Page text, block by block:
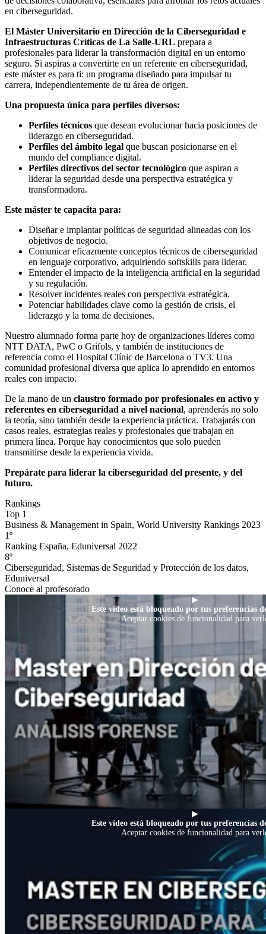
en ciberseguridad.
El Máster Universitario en Dirección de la Ciberseguridad e
Infraestructuras Críticas de La Salle-URL prepara a
profesionales para liderar la transformación digital en un entorno
seguro. Si aspiras a convertirte en un referente en ciberseguridad,
este máster es para ti: un programa diseñado para impulsar tu
carrera, independientemente de tu área de origen.
Una propuesta única para perfiles diversos:
Perfiles técnicos que desean evolucionar hacia posiciones de
liderazgo en ciberseguridad.
Perfiles del ámbito legal que buscan posicionarse en el
mundo del compliance digital.
Perfiles directivos del sector tecnológico que aspiran a
liderar la seguridad desde una perspectiva estratégica y
transformadora.
Este máster te capacita para:
Diseñar e implantar políticas de seguridad alineadas con los
objetivos de negocio.
Comunicar eficazmente conceptos técnicos de ciberseguridad
en lenguaje corporativo, adquiriendo softskills para liderar.
Entender el impacto de la inteligencia artificial en la seguridad
y su regulación.
Resolver incidentes reales con perspectiva estratégica.
Potenciar habilidades clave como la gestión de crisis, el
liderazgo y la toma de decisiones.
Nuestro alumnado forma parte hoy de organizaciones líderes como
NTT DATA, PwC o Grifols, y también de instituciones de
referencia como el Hospital Clínic de Barcelona o TV3. Una
comunidad profesional diversa que aplica lo aprendido en entornos
reales con impacto.
De la mano de un claustro formado por profesionales en activo y
referentes en ciberseguridad a nivel nacional, aprenderás no solo
la teoría, sino también desde la experiencia práctica. Trabajarás con
casos reales, estrategias reales y profesionales que trabajan en
primera línea. Porque hay conocimientos que solo pueden
transmitirse desde la experiencia vivida.
Prepárate para liderar la ciberseguridad del presente, y del
futuro.
Rankings
Top 1
Business & Management in Spain, World University Rankings 2023
1º
Ranking España, Eduniversal 2022
8º
Ciberseguridad, Sistemas de Seguridad y Protección de los datos,
Eduniversal
Conoce al profesorado
▶
Este vídeo está bloqueado por tus preferencias
Aceptar cookies de funcionalidad para
▶
Este vídeo está bloqueado por tus preferencias
Aceptar cookies de funcionalidad para